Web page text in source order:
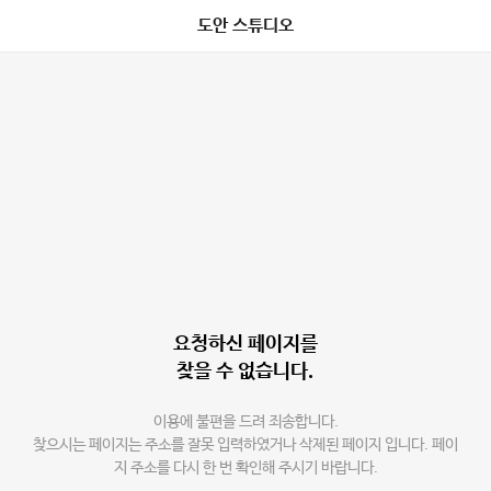
도안 스튜디오
요청하신 페이지를
찾을 수 없습니다.
이용에 불편을 드려 죄송합니다.
찾으시는 페이지는 주소를 잘못 입력하였거나 삭제된 페이지 입니다. 페이
지 주소를 다시 한 번 확인해 주시기 바랍니다.